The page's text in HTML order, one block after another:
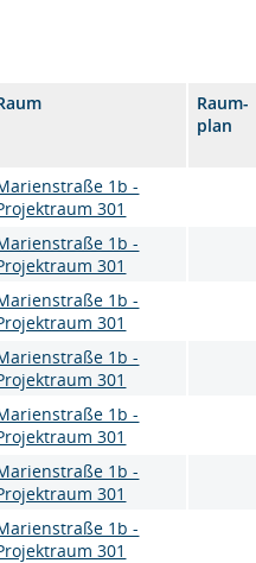
Raum-
plan
1b -
301
1b -
301
1b -
301
1b -
301
1b -
301
1b -
301
1b -
301